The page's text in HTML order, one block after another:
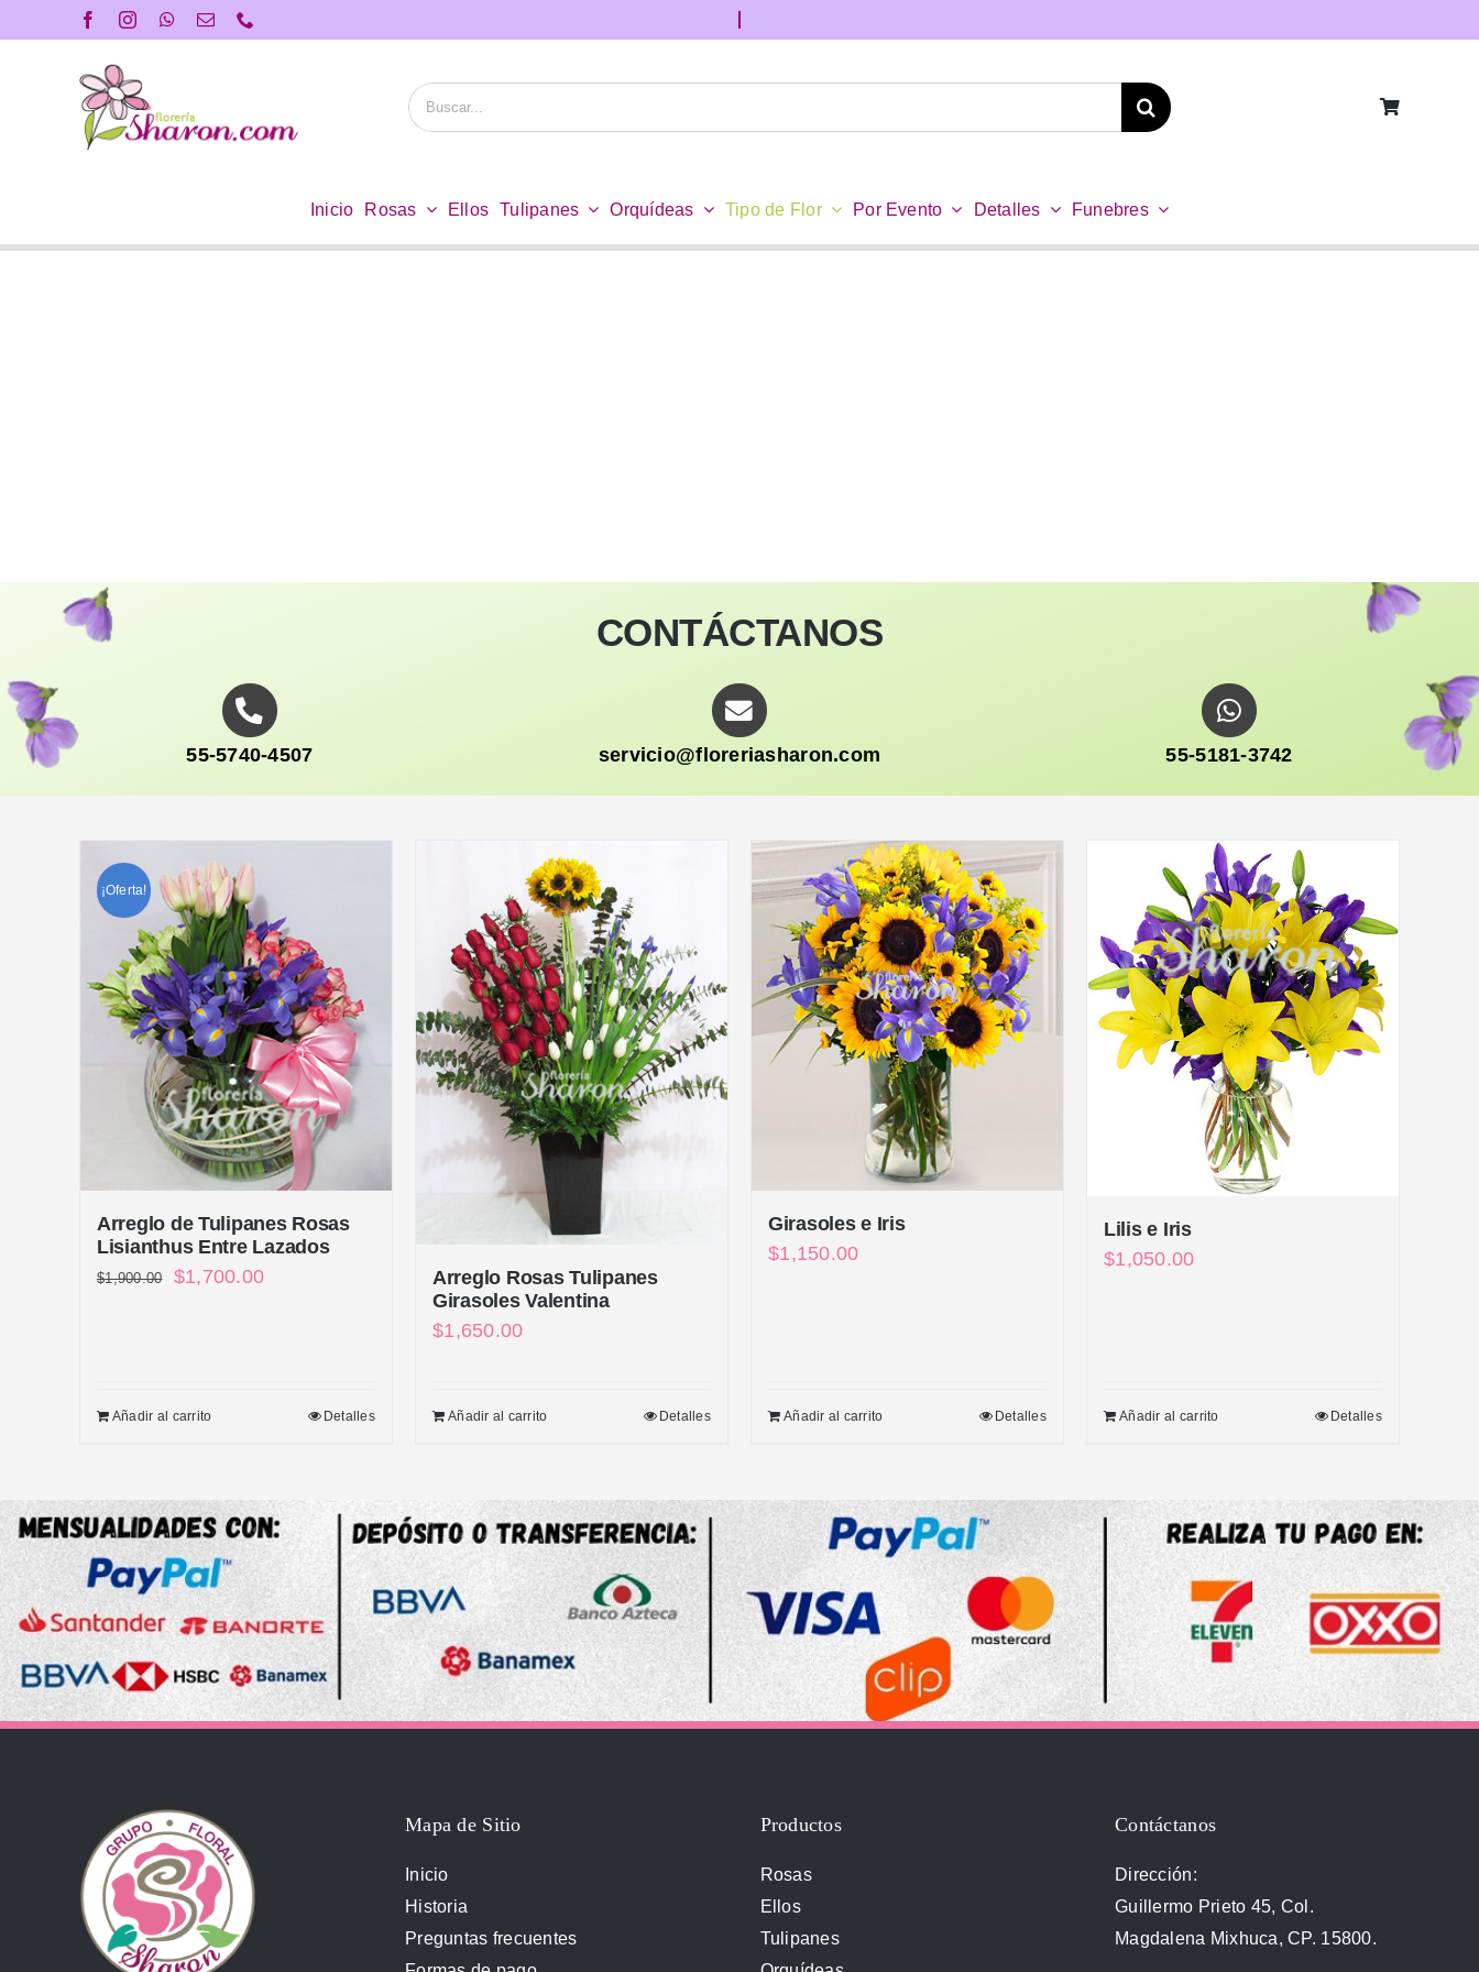
contenido
Buscar:
Inicio Rosas Ellos Tulipanes Orquídeas Tipo de Flor Por Evento Detalles Funebres
CONTÁCTANOS
55-5740-4507 servicio@floreriasharon.com 55-5181-3742
¡Oferta!
Arreglo de Tulipanes Rosas
Lisianthus Entre Lazados
$1,900.00
El
$1,900.00.
$1,700.00El
$1,700.00.
Añadir al carrito Detalles
Arreglo Rosas Tulipanes
Girasoles Valentina
$1,650.00
Añadir al carrito Detalles
Girasoles e Iris
$1,150.00
Añadir al carrito Detalles
Lilis e Iris
$1,050.00
Añadir al carrito Detalles
Mapa de Sitio
Inicio
Historia
Preguntas frecuentes
Productos
Rosas
Ellos
Tulipanes
Contáctanos
Dirección:
Guillermo Prieto 45, Col.
Magdalena Mixhuca, CP. 15800.